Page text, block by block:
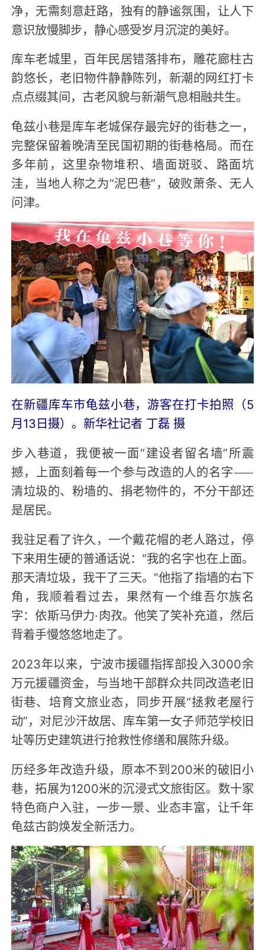
净，无需刻意赶路，独有的静谧氛围，让人下
意识放慢脚步，静心感受岁月沉淀的美好。
库车老城里，百年民居错落排布，雕花廊柱古
韵悠长，老旧物件静静陈列，新潮的网红打卡
点点缀其间，古老风貌与新潮气息相融共生。
龟兹小巷是库车老城保存最完好的街巷之一，
完整保留着晚清至民国初期的街巷格局。而在
多年前，这里杂物堆积、墙面斑驳、路面坑
洼，当地人称之为“泥巴巷”，破败萧条、无人
问津。
在新疆库车市龟兹小巷，游客在打卡拍照（5
月13日摄）。新华社记者 丁磊 摄
步入巷道，我便被一面“建设者留名墙”所震
撼，上面刻着每一个参与改造的人的名字——
清垃圾的、粉墙的、捐老物件的，不分干部还
是居民。
我驻足看了许久，一个戴花帽的老人路过，停
下来用生硬的普通话说：“我的名字也在上面。
那天清垃圾，我干了三天。”他指了指墙的右下
角，我顺着看过去，果然有一个维吾尔族名
字：依斯马伊力·肉孜。他笑了笑补充道，然后
背着手慢悠悠地走了。
2023年以来，宁波市援疆指挥部投入3000余
万元援疆资金，与当地干部群众共同改造老旧
街巷、培育文旅业态，同步开展“拯救老屋行
动”，对尼沙汗故居、库车第一女子师范学校旧
址等历史建筑进行抢救性修缮和展陈升级。
历经多年改造升级，原本不到200米的破旧小
巷，拓展为1200米的沉浸式文旅街区。数十家
特色商户入驻，一步一景、业态丰富，让千年
龟兹古韵焕发全新活力。